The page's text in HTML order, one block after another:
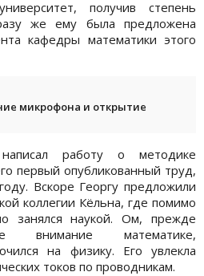
получив степень
же ему была предложена
кафедры математики этого
микрофона и открытие
работу о методике
первый опубликованный труд,
Вскоре Георгу предложили
коллегии Кёльна, где помимо
занялся наукой. Ом, прежде
внимание математике,
на физику. Его увлекла
токов по проводникам.